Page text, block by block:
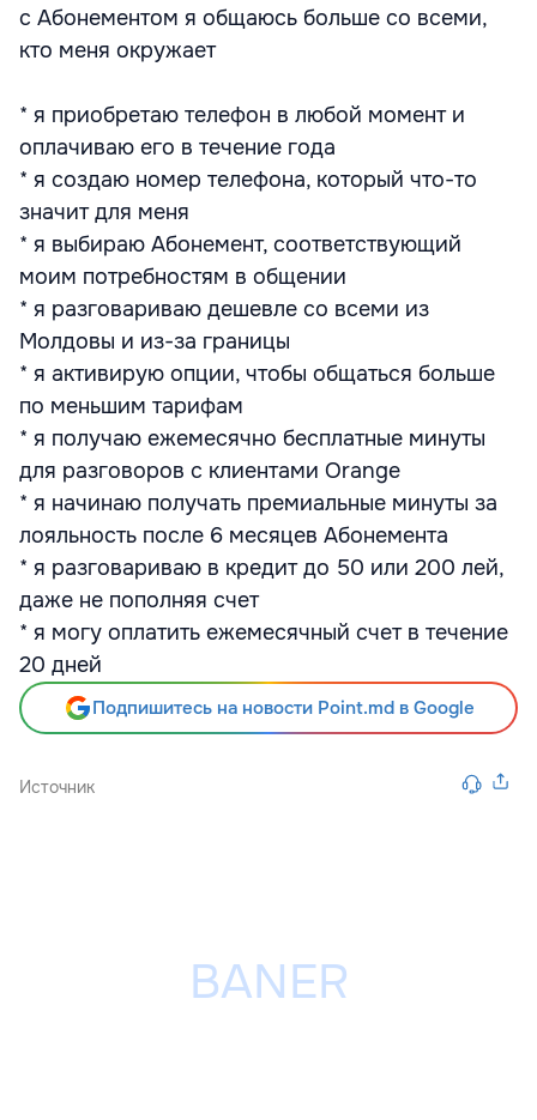
с Абонементом я общаюсь больше со всеми,
кто меня окружает
* я приобретаю телефон в любой момент и
оплачиваю его в течение года
* я создаю номер телефона, который что-то
значит для меня
* я выбираю Абонемент, соответствующий
моим потребностям в общении
* я разговариваю дешевле со всеми из
Молдовы и из-за границы
* я активирую опции, чтобы общаться больше
по меньшим тарифам
* я получаю ежемесячно бесплатные минуты
для разговоров с клиентами Orange
* я начинаю получать премиальные минуты за
лояльность после 6 месяцев Абонемента
* я разговариваю в кредит до 50 или 200 лей,
даже не пополняя счет
* я могу оплатить ежемесячный счет в течение
20 дней
Подпишитесь на новости Point.md в Google
Источник